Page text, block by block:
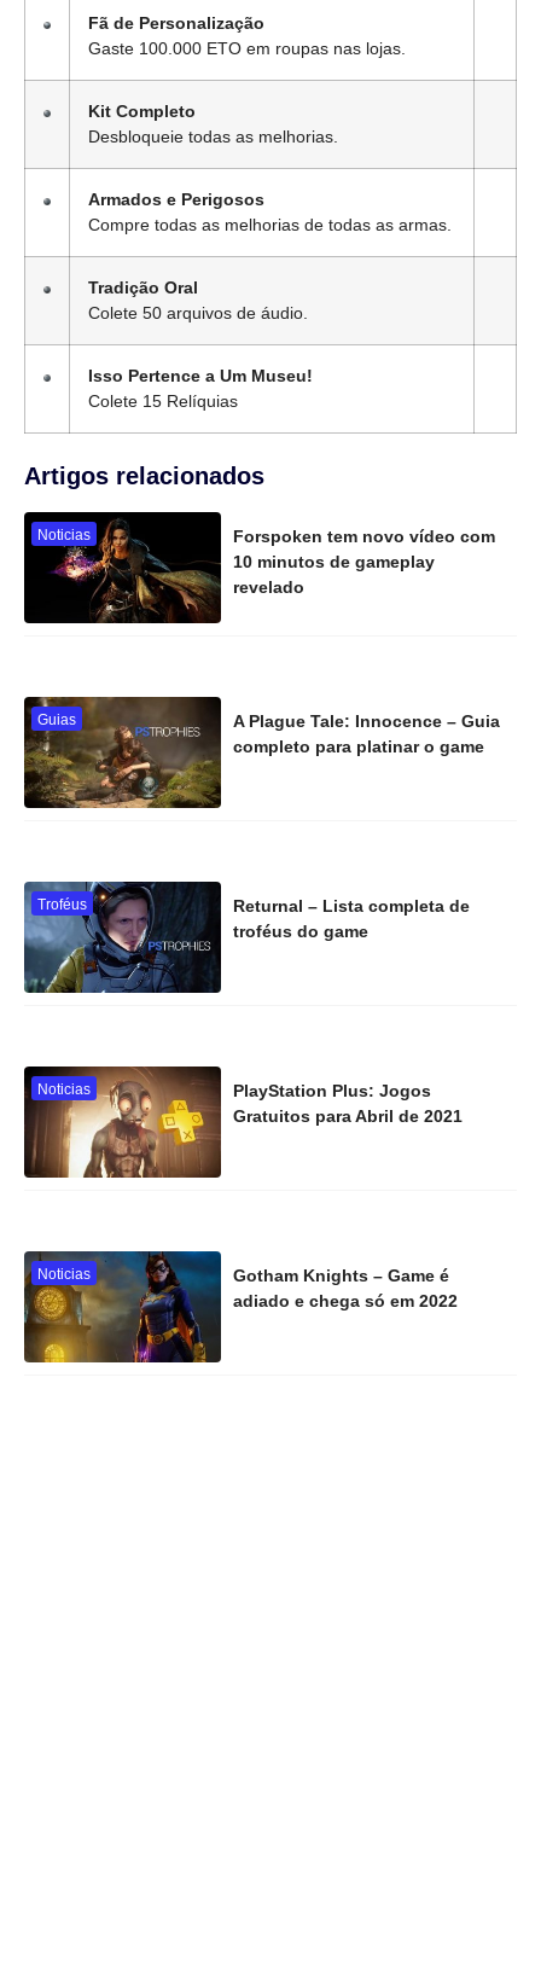
Fã de Personalização
Gaste 100.000 ETO em roupas nas lojas.
Kit Completo
Desbloqueie todas as melhorias.
Armados e Perigosos
Compre todas as melhorias de todas as armas.
Tradição Oral
Colete 50 arquivos de áudio.
Isso Pertence a Um Museu!
Colete 15 Relíquias
Artigos relacionados
Noticias
Forspoken tem novo vídeo com
10 minutos de gameplay
revelado
Guias
A Plague Tale: Innocence – Guia
completo para platinar o game
Troféus
Returnal – Lista completa de
troféus do game
Noticias
PlayStation Plus: Jogos
Gratuitos para Abril de 2021
Noticias
Gotham Knights – Game é
adiado e chega só em 2022